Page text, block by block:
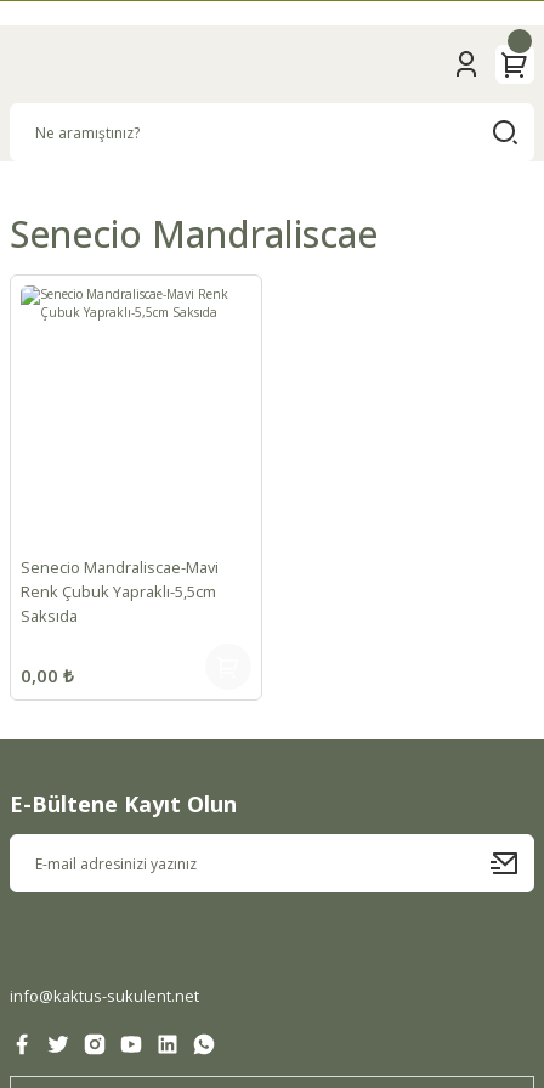
Senecio Mandraliscae
Senecio Mandraliscae-Mavi
Renk Çubuk Yapraklı-5,5cm
Saksıda
0,00 ₺
E-Bültene Kayıt Olun
info@kaktus-sukulent.net